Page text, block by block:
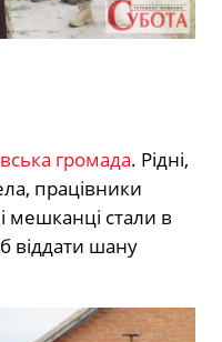
громада. Рідні,
працівники
мешканці стали в
віддати шану